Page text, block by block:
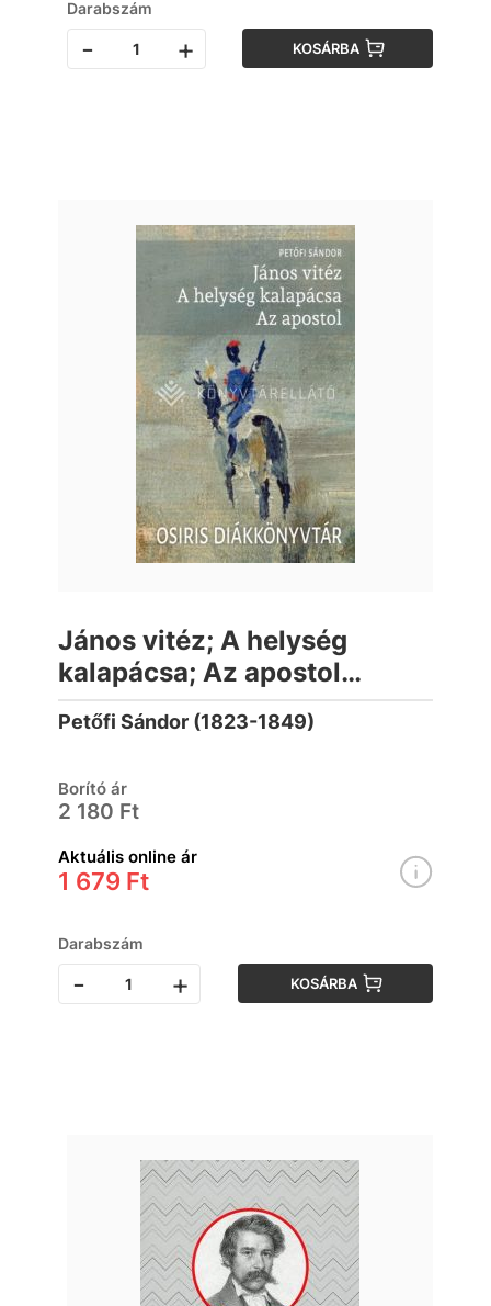
Darabszám
- + KOSÁRBA
János vitéz; A helység
kalapácsa; Az apostol
(Osiris diákkönyvtár)
Petőfi Sándor (1823-1849)
Borító ár
2 180 Ft
Aktuális online ár
1 679 Ft
Darabszám
- + KOSÁRBA